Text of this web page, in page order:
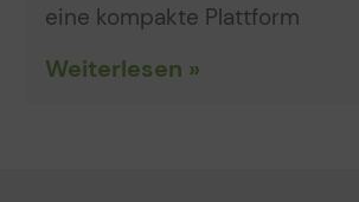
eine kompakte Plattform
Weiterlesen »